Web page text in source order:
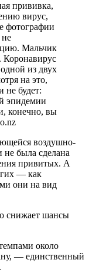
прививка,
вирус,
фотографии
не
Мальчик
Коронавирус
из двух
на это,
не будет:
эпидемии
конечно, вы
воздушно-
не была сделана
привитых. А
— как
они на вид
снижает шансы
около
— единственный